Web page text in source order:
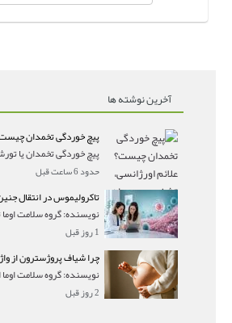
آخرین نوشته ها
حدود 6 ساعت قبل
1 روز قبل
2 روز قبل